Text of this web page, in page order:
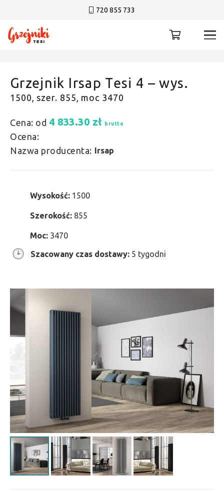
720 855 733
Grzejnik Irsap Tesi 4 – wys.
1500, szer. 855, moc 3470
Cena: od 4 833.30 zł brutto
Ocena:
Nazwa producenta: Irsap
Wysokość: 1500
Szerokość: 855
Moc: 3470
Szacowany czas dostawy: 5 tygodni